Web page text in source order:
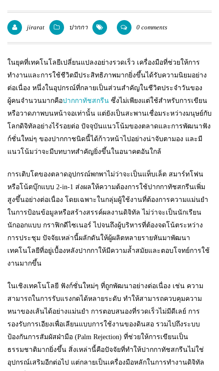
jirarat ปากกา 0 comments
ในยุคที่เทคโนโลยีเปลี่ยนแปลงอย่างรวดเร็ว เครื่องมือที่ช่วยให้การ
ทำงานและการใช้ชีวิตมีประสิทธิภาพมากยิ่งขึ้นได้รับความนิยมอย่าง
ต่อเนื่อง หนึ่งในอุปกรณ์ที่กลายเป็นส่วนสำคัญในชีวิตประจำวันของ
ผู้คนจำนวนมากคือปากกาทัชสกรีน ซึ่งไม่เพียงแต่ใช้สำหรับการเขียน
หรือวาดภาพบนหน้าจอเท่านั้น แต่ยังเป็นสะพานเชื่อมระหว่างมนุษย์กับ
โลกดิจิทัลอย่างไร้รอยต่อ ปัจจุบันแนวโน้มของตลาดและการพัฒนาฟัง
ก์ชั่นใหม่ๆ ของปากกาชนิดนี้ได้ก้าวหน้าไปอย่างน่าจับตามอง และมี
แนวโน้มว่าจะมีบทบาทสำคัญยิ่งขึ้นในอนาคตอันใกล้
การเติบโตของตลาดอุปกรณ์พกพาไม่ว่าจะเป็นแท็บเล็ต สมาร์ทโฟน
หรือโน้ตบุ๊กแบบ 2-in-1 ส่งผลให้ความต้องการใช้ปากกาทัชสกรีนเพิ่ม
สูงขึ้นอย่างต่อเนื่อง โดยเฉพาะในกลุ่มผู้ใช้งานที่ต้องการความแม่นยำ
ในการป้อนข้อมูลหรือสร้างสรรค์ผลงานดิจิทัล ไม่ว่าจะเป็นนักเรียน
นักออกแบบ กราฟิกดีไซเนอร์ ไปจนถึงผู้บริหารที่ต้องจดโน้ตระหว่าง
การประชุม ปัจจัยเหล่านี้ผลักดันให้ผู้ผลิตหลายรายหันมาพัฒนา
เทคโนโลยีที่อยู่เบื้องหลังปากกาให้มีความล้ำสมัยและตอบโจทย์การใช้
งานมากขึ้น
ในเชิงเทคโนโลยี ฟังก์ชั่นใหม่ๆ ที่ถูกพัฒนาอย่างต่อเนื่อง เช่น ความ
สามารถในการรับแรงกดได้หลายระดับ ทำให้สามารถควบคุมความ
หนาของเส้นได้อย่างแม่นยำ การตอบสนองที่รวดเร็วไม่มีดีเลย์ การ
รองรับการเอียงเพื่อเลียนแบบการใช้งานของดินสอ รวมไปถึงระบบ
ป้องกันการสัมผัสฝ่ามือ (Palm Rejection) ที่ช่วยให้การเขียนเป็น
ธรรมชาติมากยิ่งขึ้น สิ่งเหล่านี้คือปัจจัยที่ทำให้ปากกาทัชสกรีนไม่ใช่
อุปกรณ์เสริมอีกต่อไป แต่กลายเป็นเครื่องมือหลักในการทำงานดิจิทัล